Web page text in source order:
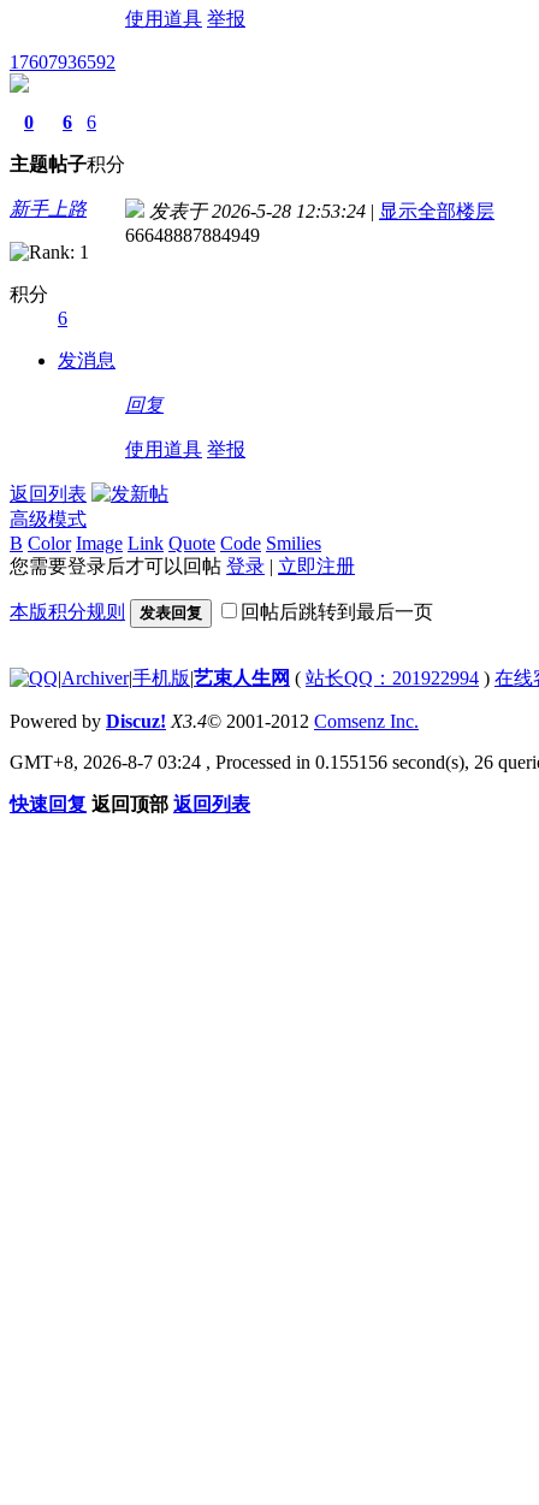
使用道具 举报
17607936592
0
主题
6
帖子
6
积分
新手上路
积分
6
发消息
发表于 2026-5-28 12:53:24 | 显示全部楼层
66648887884949
回复
使用道具 举报
返回列表
高级模式
B Color Image Link Quote Code Smilies
您需要登录后才可以回帖 登录 | 立即注册
本版积分规则 发表回复 回帖后跳转到最后一页
|Archiver|手机版|艺束人生网 ( 站长QQ：201922994 ) 在线
Powered by Discuz! X3.4© 2001-2012 Comsenz Inc.
GMT+8, 2026-8-7 03:24 , Processed in 0.155156 second(s), 26
快速回复 返回顶部 返回列表